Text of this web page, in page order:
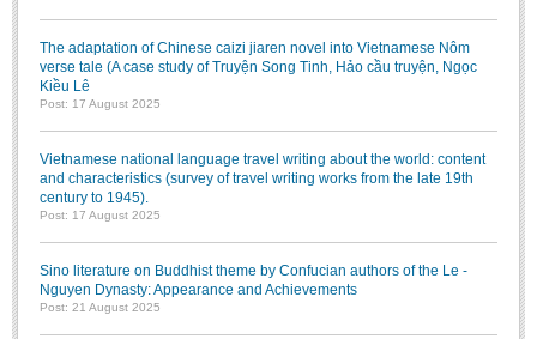
The adaptation of Chinese caizi jiaren novel into Vietnamese Nôm
verse tale (A case study of Truyện Song Tinh, Hảo cầu truyện, Ngọc
Kiều Lê
Post: 17 August 2025
Vietnamese national language travel writing about the world: content
and characteristics (survey of travel writing works from the late 19th
century to 1945).
Post: 17 August 2025
Sino literature on Buddhist theme by Confucian authors of the Le -
Nguyen Dynasty: Appearance and Achievements
Post: 21 August 2025